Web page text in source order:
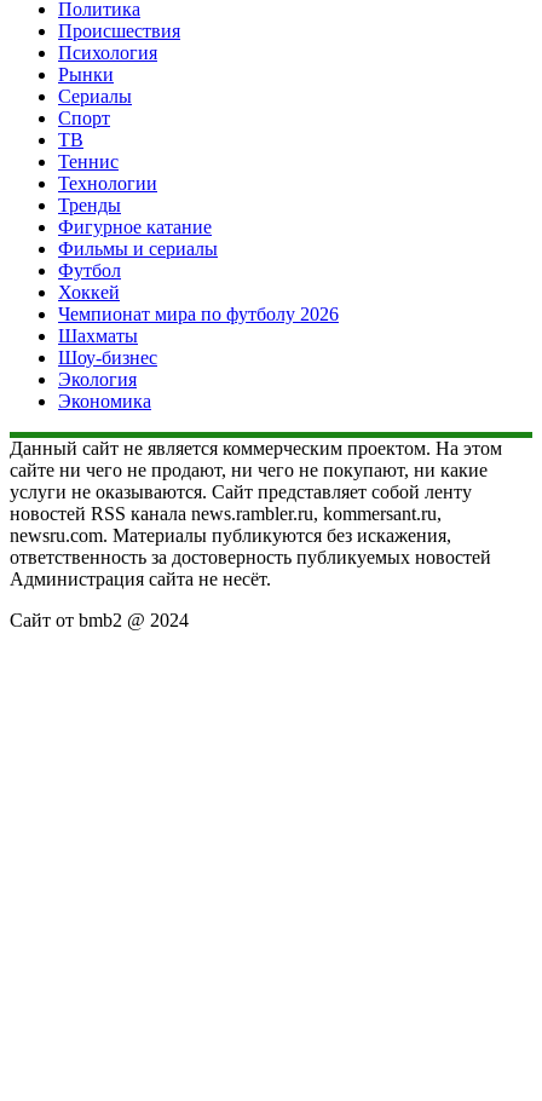
Политика
Происшествия
Психология
Рынки
Сериалы
Спорт
ТВ
Теннис
Технологии
Тренды
Фигурное катание
Фильмы и сериалы
Футбол
Хоккей
Чемпионат мира по футболу 2026
Шахматы
Шоу-бизнес
Экология
Экономика
Данный сайт не является коммерческим проектом. На этом
сайте ни чего не продают, ни чего не покупают, ни какие
услуги не оказываются. Сайт представляет собой ленту
новостей RSS канала news.rambler.ru, kommersant.ru,
newsru.com. Материалы публикуются без искажения,
ответственность за достоверность публикуемых новостей
Администрация сайта не несёт.
Сайт от bmb2 @ 2024